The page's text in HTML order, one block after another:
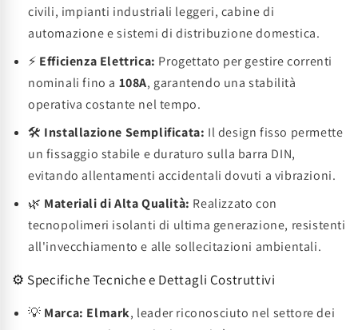
civili, impianti industriali leggeri, cabine di
automazione e sistemi di distribuzione domestica.
⚡ Efficienza Elettrica: Progettato per gestire correnti
nominali fino a 108A, garantendo una stabilità
operativa costante nel tempo.
🛠️ Installazione Semplificata: Il design fisso permette
un fissaggio stabile e duraturo sulla barra DIN,
evitando allentamenti accidentali dovuti a vibrazioni.
🌿 Materiali di Alta Qualità: Realizzato con
tecnopolimeri isolanti di ultima generazione, resistenti
all'invecchiamento e alle sollecitazioni ambientali.
⚙️ Specifiche Tecniche e Dettagli Costruttivi
💡 Marca: Elmark, leader riconosciuto nel settore dei